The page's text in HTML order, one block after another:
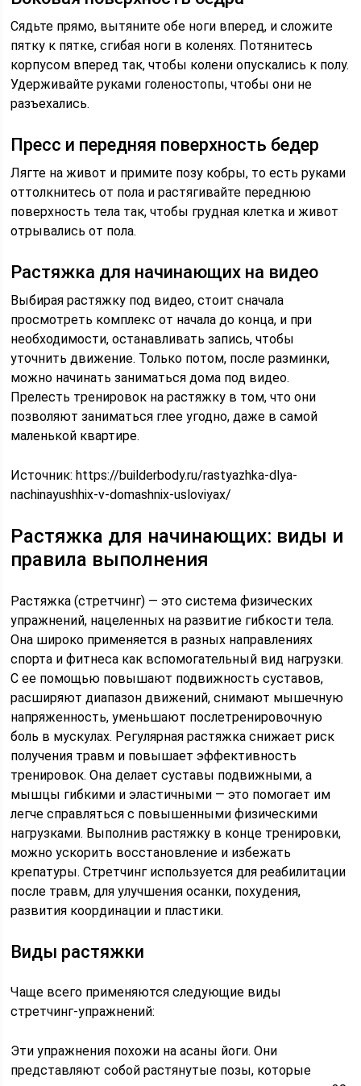
Сядьте прямо, вытяните обе ноги вперед, и сложите
пятку к пятке, сгибая ноги в коленях. Потянитесь
корпусом вперед так, чтобы колени опускались к полу.
Удерживайте руками голеностопы, чтобы они не
разъехались.
Пресс и передняя поверхность бедер
Лягте на живот и примите позу кобры, то есть руками
оттолкнитесь от пола и растягивайте переднюю
поверхность тела так, чтобы грудная клетка и живот
отрывались от пола.
Растяжка для начинающих на видео
Выбирая растяжку под видео, стоит сначала
просмотреть комплекс от начала до конца, и при
необходимости, останавливать запись, чтобы
уточнить движение. Только потом, после разминки,
можно начинать заниматься дома под видео.
Прелесть тренировок на растяжку в том, что они
позволяют заниматься глее угодно, даже в самой
маленькой квартире.
Источник:https://builderbody.ru/rastyazhka-dlya-
nachinayushhix-v-domashnix-usloviyax/
Растяжка для начинающих: виды и
правила выполнения
Растяжка (стретчинг) — это система физических
упражнений, нацеленных на развитие гибкости тела.
Она широко применяется в разных направлениях
спорта и фитнеса как вспомогательный вид нагрузки.
С ее помощью повышают подвижность суставов,
расширяют диапазон движений, снимают мышечную
напряженность, уменьшают послетренировочную
боль в мускулах. Регулярная растяжка снижает риск
получения травм и повышает эффективность
тренировок. Она делает суставы подвижными, а
мышцы гибкими и эластичными — это помогает им
легче справляться с повышенными физическими
нагрузками. Выполнив растяжку в конце тренировки,
можно ускорить восстановление и избежать
крепатуры. Стретчинг используется для реабилитации
после травм, для улучшения осанки, похудения,
развития координации и пластики.
Виды растяжки
Чаще всего применяются следующие виды
стретчинг-упражнений:
Эти упражнения похожи на асаны йоги. Они
представляют собой растянутые позы, которые